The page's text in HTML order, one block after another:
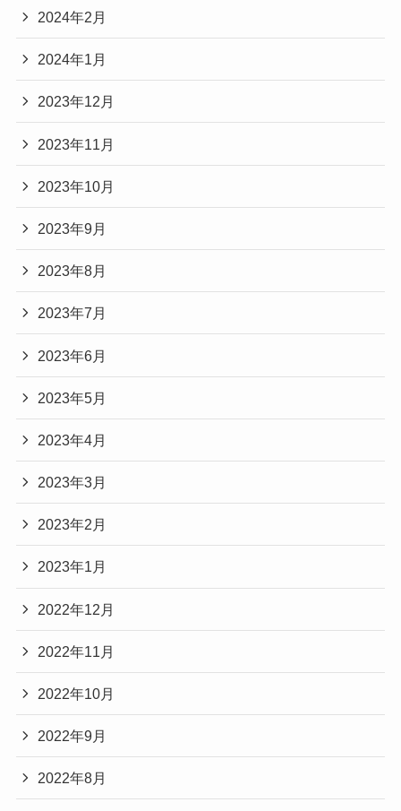
2024年2月
2024年1月
2023年12月
2023年11月
2023年10月
2023年9月
2023年8月
2023年7月
2023年6月
2023年5月
2023年4月
2023年3月
2023年2月
2023年1月
2022年12月
2022年11月
2022年10月
2022年9月
2022年8月